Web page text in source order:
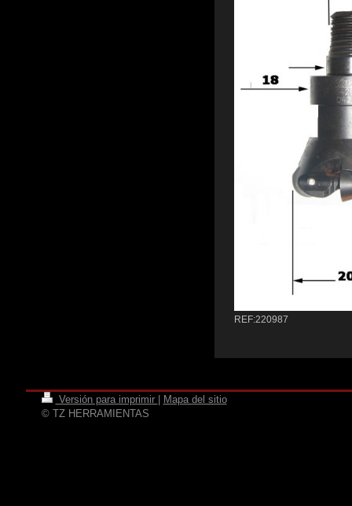
REF:220987
Versión para imprimir
Mapa del sitio
© TZ HERRAMIENTAS